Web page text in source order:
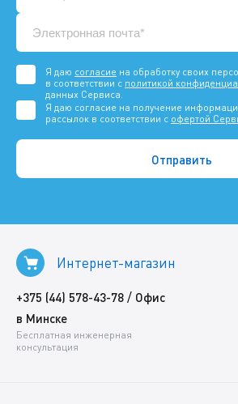
Я даю согласие на обработку своих
в соответствии с политикой
данных Сервиса.
Я даю согласие на получение
рассылок в соответствии с офертой
Интернет-магазин
+375 (44) 578-43-78 / Офис
в Минске
Бесплатная инженерная
консультация